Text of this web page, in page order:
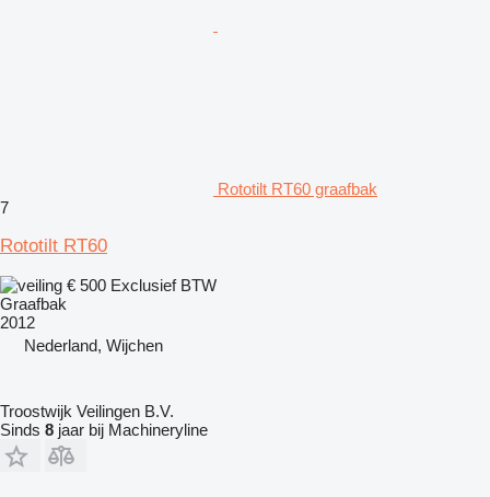
Rototilt RT60 graafbak
7
Rototilt RT60
€ 500 Exclusief BTW
Graafbak
2012
Nederland, Wijchen
Troostwijk Veilingen B.V.
Sinds 8 jaar bij Machineryline